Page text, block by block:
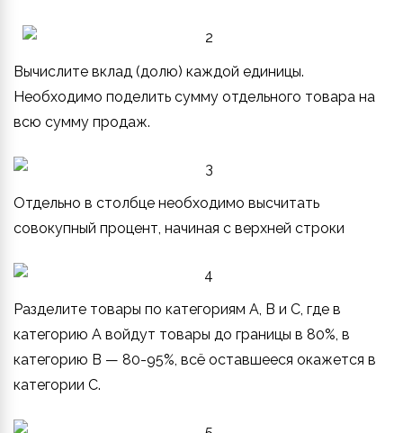
Вычислите вклад (долю) каждой единицы.
Необходимо поделить сумму отдельного товара на
всю сумму продаж.
Отдельно в столбце необходимо высчитать
совокупный процент, начиная с верхней строки
Разделите товары по категориям A, B и C, где в
категорию A войдут товары до границы в 80%, в
категорию В — 80-95%, всё оставшееся окажется в
категории C.